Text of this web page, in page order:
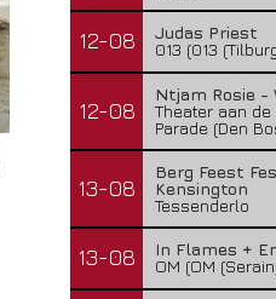
Lunatic Soul –
29 juli 2026
12-08
Judas Priest
013 (013
12-08
Ntjam Rosie -
Theater aan de
Parade (Den
13-08
Berg Feest
Kensington
Tessenderlo
13-08
In Flames +
OM (OM